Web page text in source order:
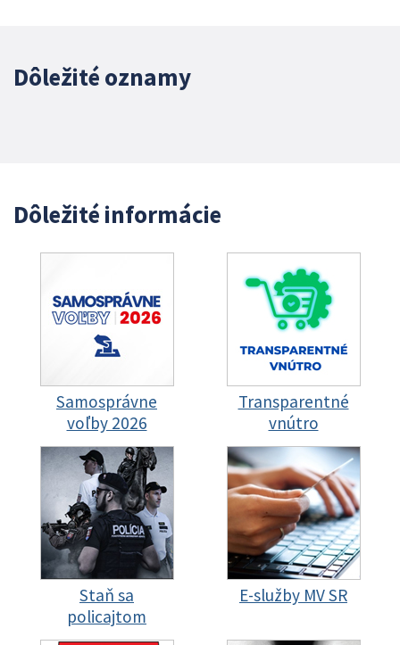
Dôležité oznamy
Dôležité informácie
Samosprávne
voľby 2026
Transparentné
vnútro
Staň sa
policajtom
E-služby MV SR